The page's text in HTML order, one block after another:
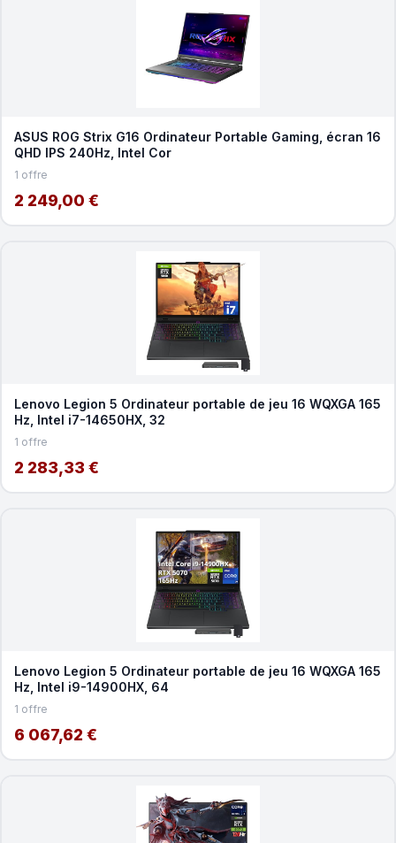
ASUS ROG Strix G16 Ordinateur Portable Gaming, écran 16
QHD IPS 240Hz, Intel Cor
1 offre
2 249,00 €
Lenovo Legion 5 Ordinateur portable de jeu 16 WQXGA 165
Hz, Intel i7-14650HX, 32
1 offre
2 283,33 €
Lenovo Legion 5 Ordinateur portable de jeu 16 WQXGA 165
Hz, Intel i9-14900HX, 64
1 offre
6 067,62 €